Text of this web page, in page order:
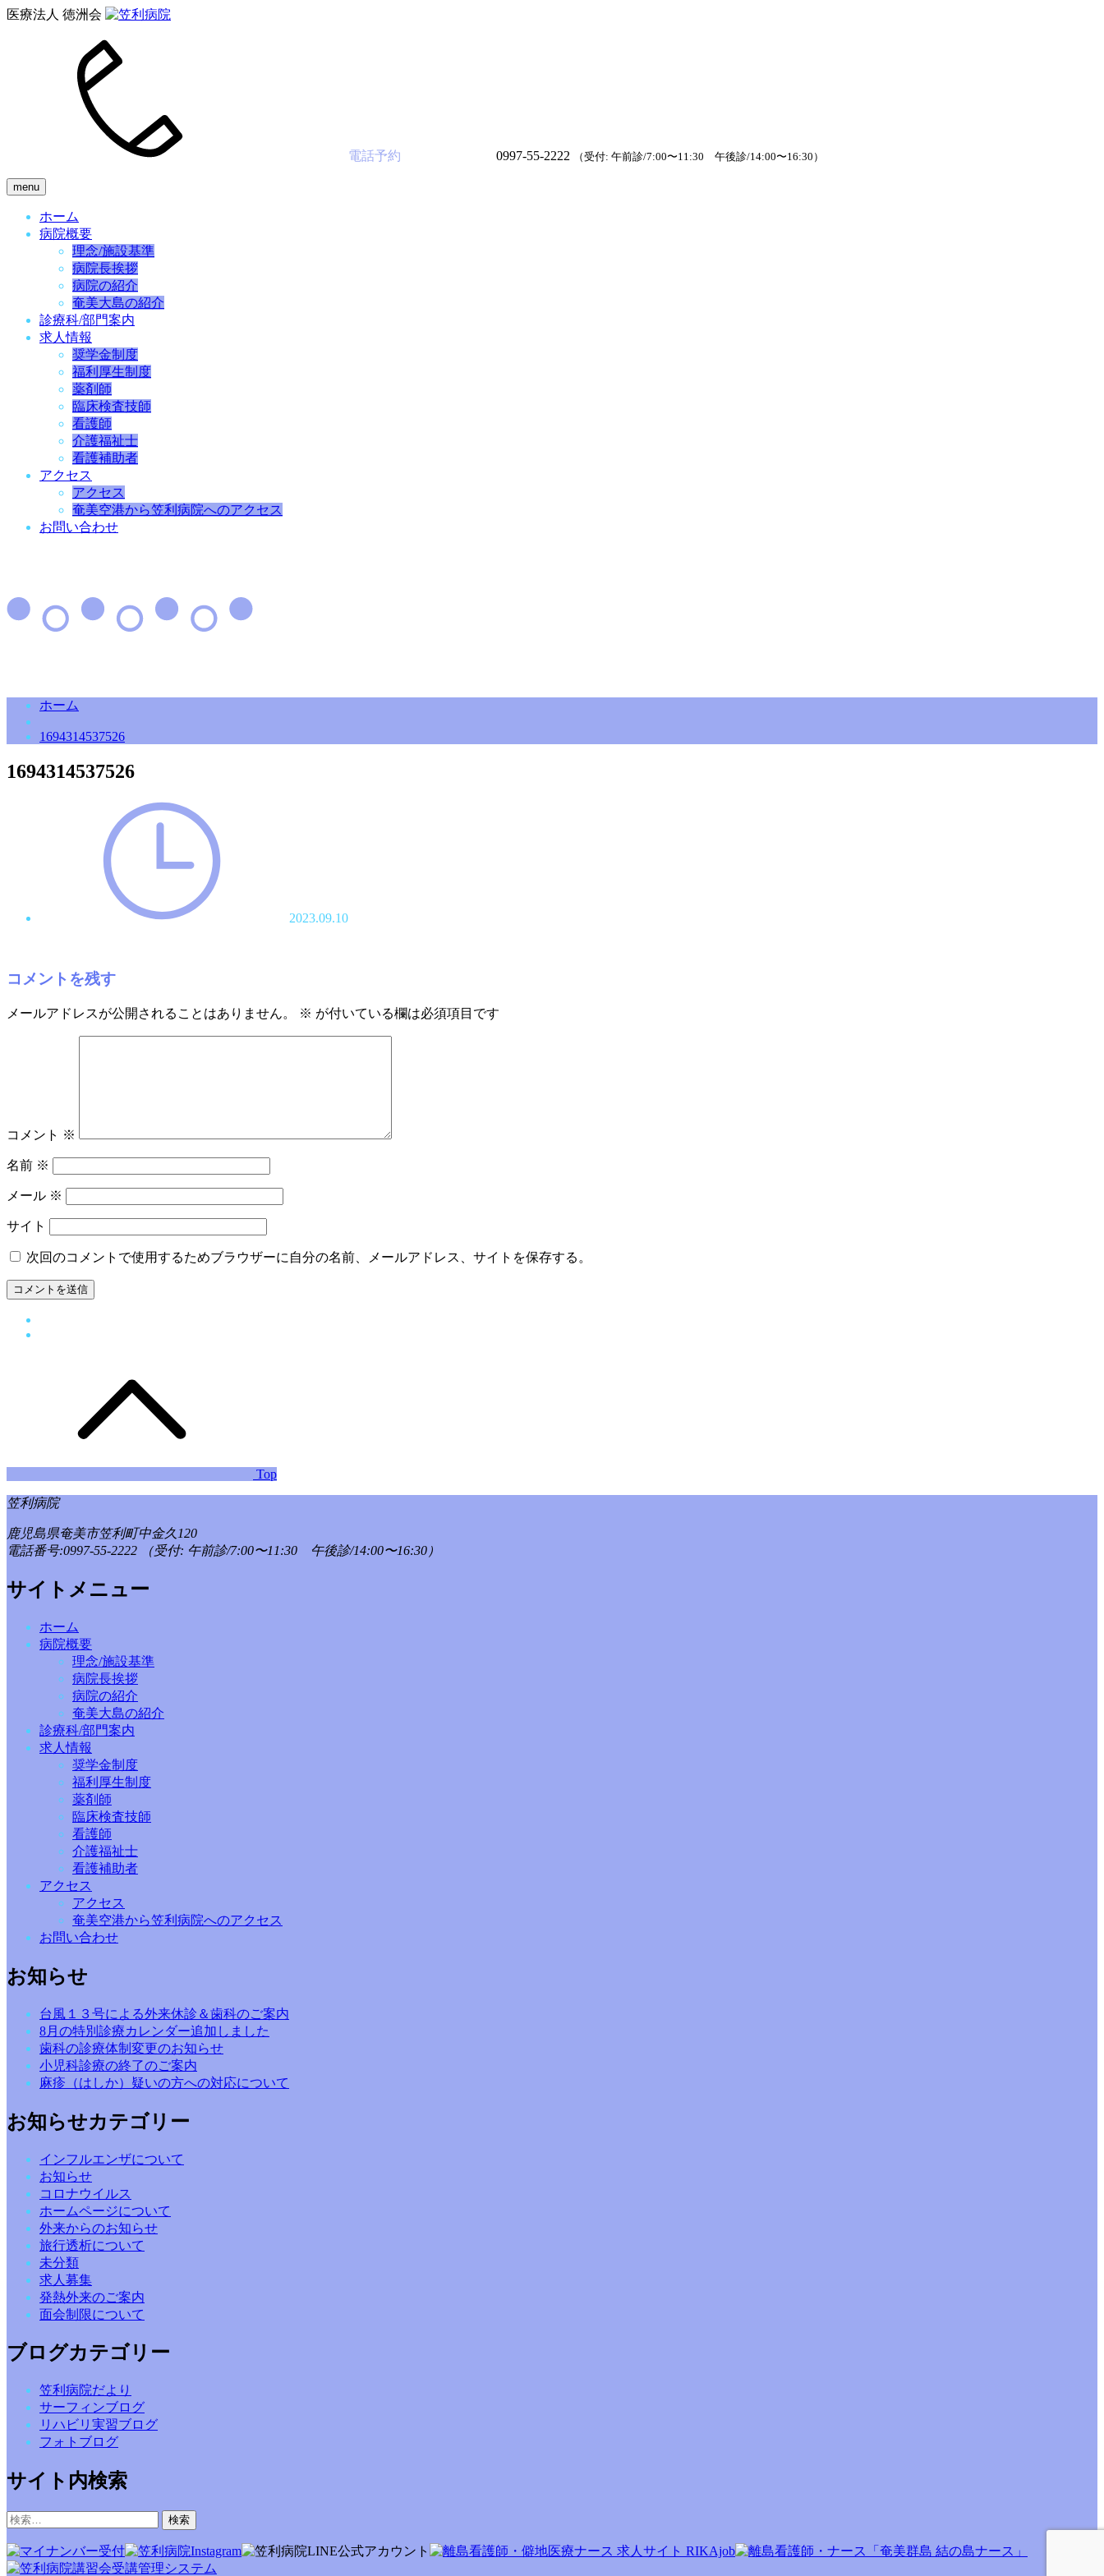
医療法人 徳洲会
電話予約 0997-55-2222 （受付: 午前診/7:00〜11:30 午後診/14:00〜16:30）
menu
ホーム
病院概要
理念/施設基準
病院長挨拶
病院の紹介
奄美大島の紹介
診療科/部門案内
求人情報
奨学金制度
福利厚生制度
薬剤師
臨床検査技師
看護師
介護福祉士
看護補助者
アクセス
アクセス
奄美空港から笠利病院へのアクセス
お問い合わせ
ホーム
1694314537526
1694314537526
2023.09.10
コメントを残す
メールアドレスが公開されることはありません。 ※ が付いている欄は必須項目です
コメント ※
名前 ※
メール ※
サイト
次回のコメントで使用するためブラウザーに自分の名前、メールアドレス、サイトを保存する。
Top
笠利病院
鹿児島県奄美市笠利町中金久120
電話番号:0997-55-2222
（受付: 午前診/7:00〜11:30 午後診/14:00〜16:30）
サイトメニュー
ホーム
病院概要
理念/施設基準
病院長挨拶
病院の紹介
奄美大島の紹介
診療科/部門案内
求人情報
奨学金制度
福利厚生制度
薬剤師
臨床検査技師
看護師
介護福祉士
看護補助者
アクセス
アクセス
奄美空港から笠利病院へのアクセス
お問い合わせ
お知らせ
台風１３号による外来休診＆歯科のご案内
8月の特別診療カレンダー追加しました
歯科の診療体制変更のお知らせ
小児科診療の終了のご案内
麻疹（はしか）疑いの方への対応について
お知らせカテゴリー
インフルエンザについて
お知らせ
コロナウイルス
ホームページについて
外来からのお知らせ
旅行透析について
未分類
求人募集
発熱外来のご案内
面会制限について
ブログカテゴリー
笠利病院だより
サーフィンブログ
リハビリ実習ブログ
フォトブログ
サイト内検索
検